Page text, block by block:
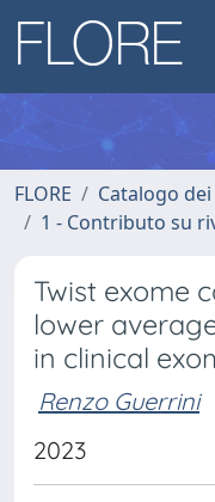
FLORE
Catalogo
1 - Contributo su
Twist exome
lower
in clinical
Renzo Guerrini
2023